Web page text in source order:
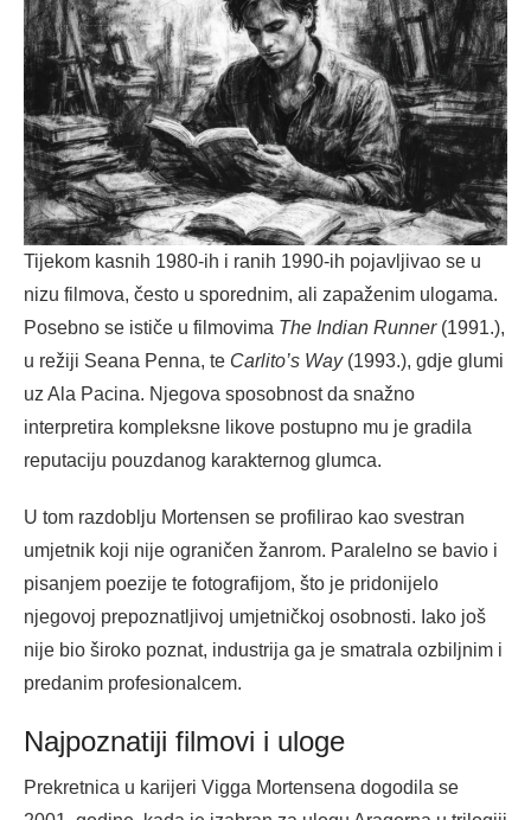
Tijekom kasnih 1980-ih i ranih 1990-ih pojavljivao se u
nizu filmova, često u sporednim, ali zapaženim ulogama.
Posebno se ističe u filmovima The Indian Runner(1991.),
u režiji Seana Penna, te Carlito’s Way(1993.), gdje glumi
uz Ala Pacina. Njegova sposobnost da snažno
interpretira kompleksne likove postupno mu je gradila
reputaciju pouzdanog karakternog glumca.
U tom razdoblju Mortensen se profilirao kao svestran
umjetnik koji nije ograničen žanrom. Paralelno se bavio i
pisanjem poezije te fotografijom, što je pridonijelo
njegovoj prepoznatljivoj umjetničkoj osobnosti. Iako još
nije bio široko poznat, industrija ga je smatrala ozbiljnim i
predanim profesionalcem.
Najpoznatiji filmovi i uloge
Prekretnica u karijeri Vigga Mortensena dogodila se